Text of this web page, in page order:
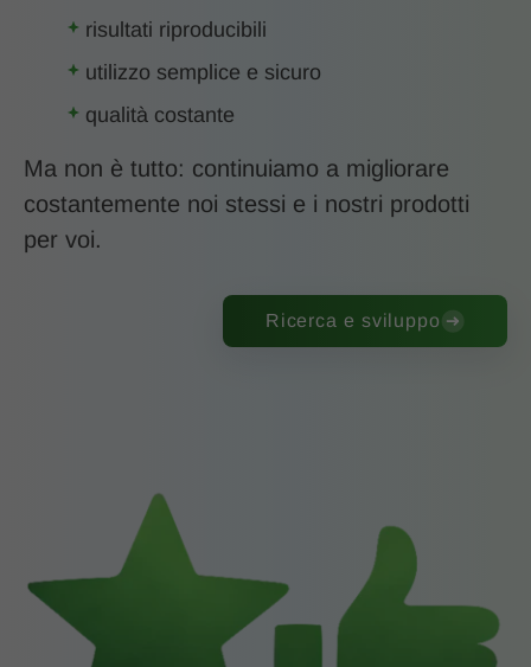
risultati riproducibili
utilizzo semplice e sicuro
qualità costante
Ma non è tutto: continuiamo a migliorare
costantemente noi stessi e i nostri prodotti
per voi.
Ricerca e sviluppo